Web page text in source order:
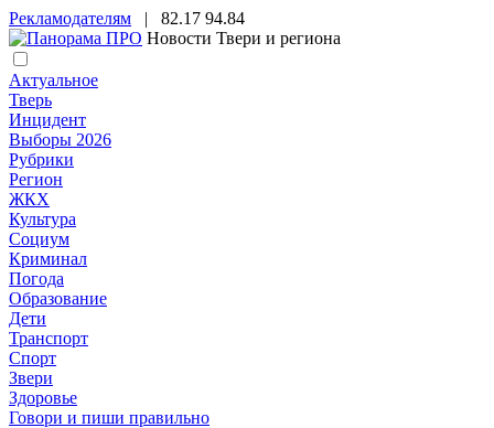
Рекламодателям | 82.17 94.84
Новости Твери и региона
Актуальное
Тверь
Инцидент
Выборы 2026
Рубрики
Регион
ЖКХ
Культура
Социум
Криминал
Погода
Образование
Дети
Транспорт
Спорт
Звери
Здоровье
Говори и пиши правильно